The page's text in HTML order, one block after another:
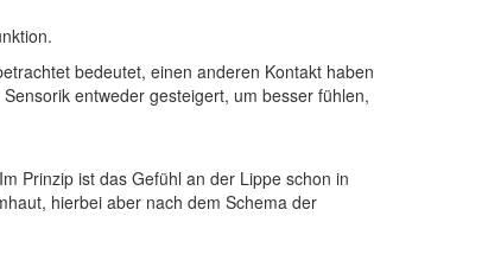
bedeutet, einen anderen Kontakt haben
entweder gesteigert, um besser fühlen,
Prinzip ist das Gefühl an der Lippe schon in
hierbei aber nach dem Schema der